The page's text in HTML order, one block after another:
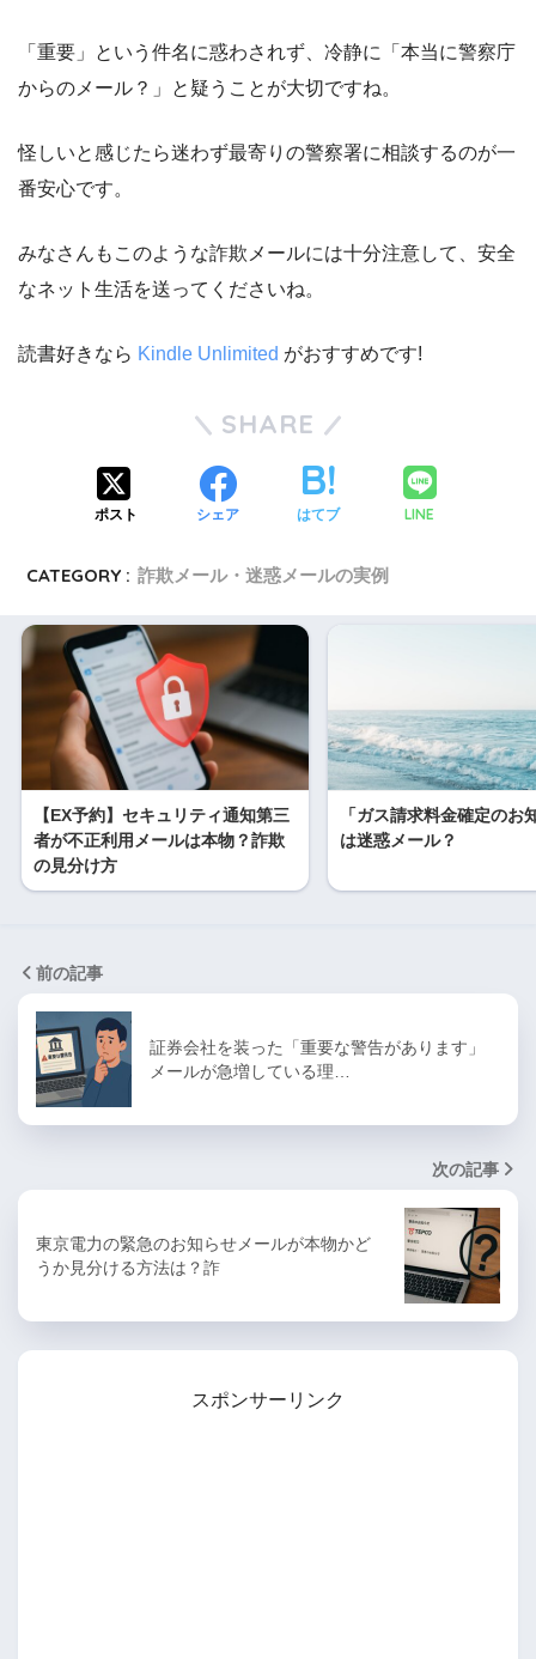
「重要」という件名に惑わされず、冷静に「本当に警察庁
からのメール？」と疑うことが大切ですね。
怪しいと感じたら迷わず最寄りの警察署に相談するのが一
番安心です。
みなさんもこのような詐欺メールには十分注意して、安全
なネット生活を送ってくださいね。
読書好きなら Kindle Unlimited がおすすめです!
SHARE
ポスト シェア はてブ LINE
CATEGORY : 詐欺メール・迷惑メールの実例
【EX予約】セキュリティ通知第三
者が不正利用メールは本物？詐欺
の見分け方
「ガス請求料金確定のお
は迷惑メール？
前の記事
証券会社を装った「重要な警告があります」
メールが急増している理…
次の記事
東京電力の緊急のお知らせメールが本物かど
うか見分ける方法は？詐
スポンサーリンク